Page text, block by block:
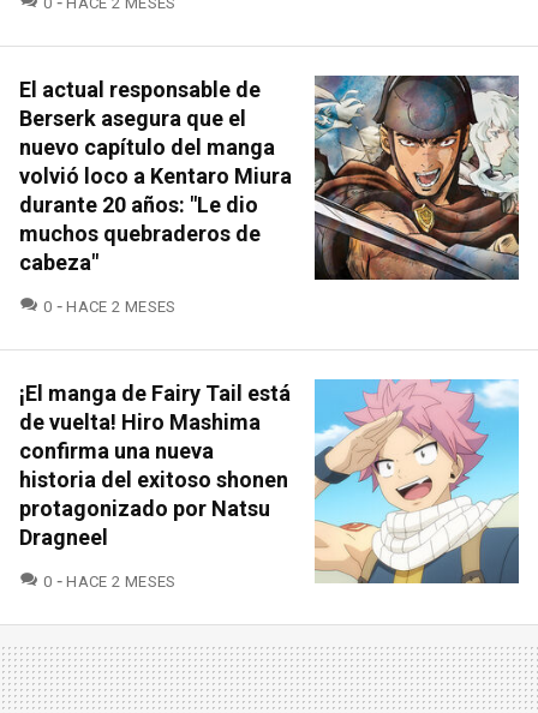
El actual responsable de
Berserk asegura que el
nuevo capítulo del manga
volvió loco a Kentaro Miura
durante 20 años: "Le dio
muchos quebraderos de
cabeza"
0 COMENTARIOS
HACE 2 MESES
¡El manga de Fairy Tail está
de vuelta! Hiro Mashima
confirma una nueva
historia del exitoso shonen
protagonizado por Natsu
Dragneel
0 COMENTARIOS
HACE 2 MESES